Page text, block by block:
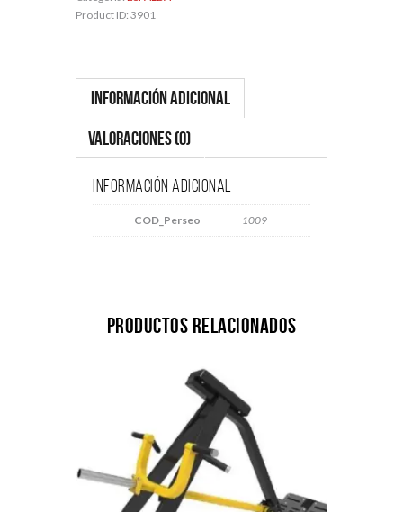
Product ID: 3901
Información adicional
Valoraciones (0)
Información adicional
COD_Perseo 1009
Productos relacionados